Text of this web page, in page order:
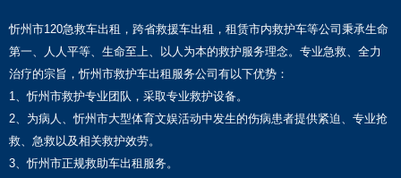
忻州市120急救车出租，跨省救援车出租，租赁市内救护车等公司秉承生命
第一、人人平等、生命至上、以人为本的救护服务理念。专业急救、全力
治疗的宗旨，忻州市救护车出租服务公司有以下优势：
1、忻州市救护专业团队，采取专业救护设备。
2、为病人、忻州市大型体育文娱活动中发生的伤病患者提供紧迫、专业抢
救、急救以及相关救护效劳。
3、忻州市正规救助车出租服务。